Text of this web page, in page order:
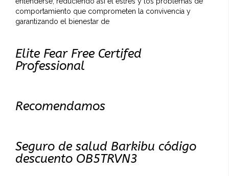
comportamiento que comprometen la convivencia y
garantizando el bienestar de
Elite Fear Free Certifed
Professional
Recomendamos
Seguro de salud Barkibu código
descuento OB5TRVN3